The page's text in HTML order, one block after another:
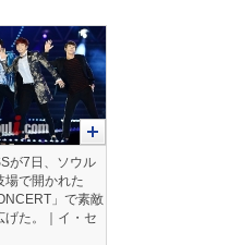
が7日、ソウル
場で開かれた
」で素敵
げた。｜イ・セ